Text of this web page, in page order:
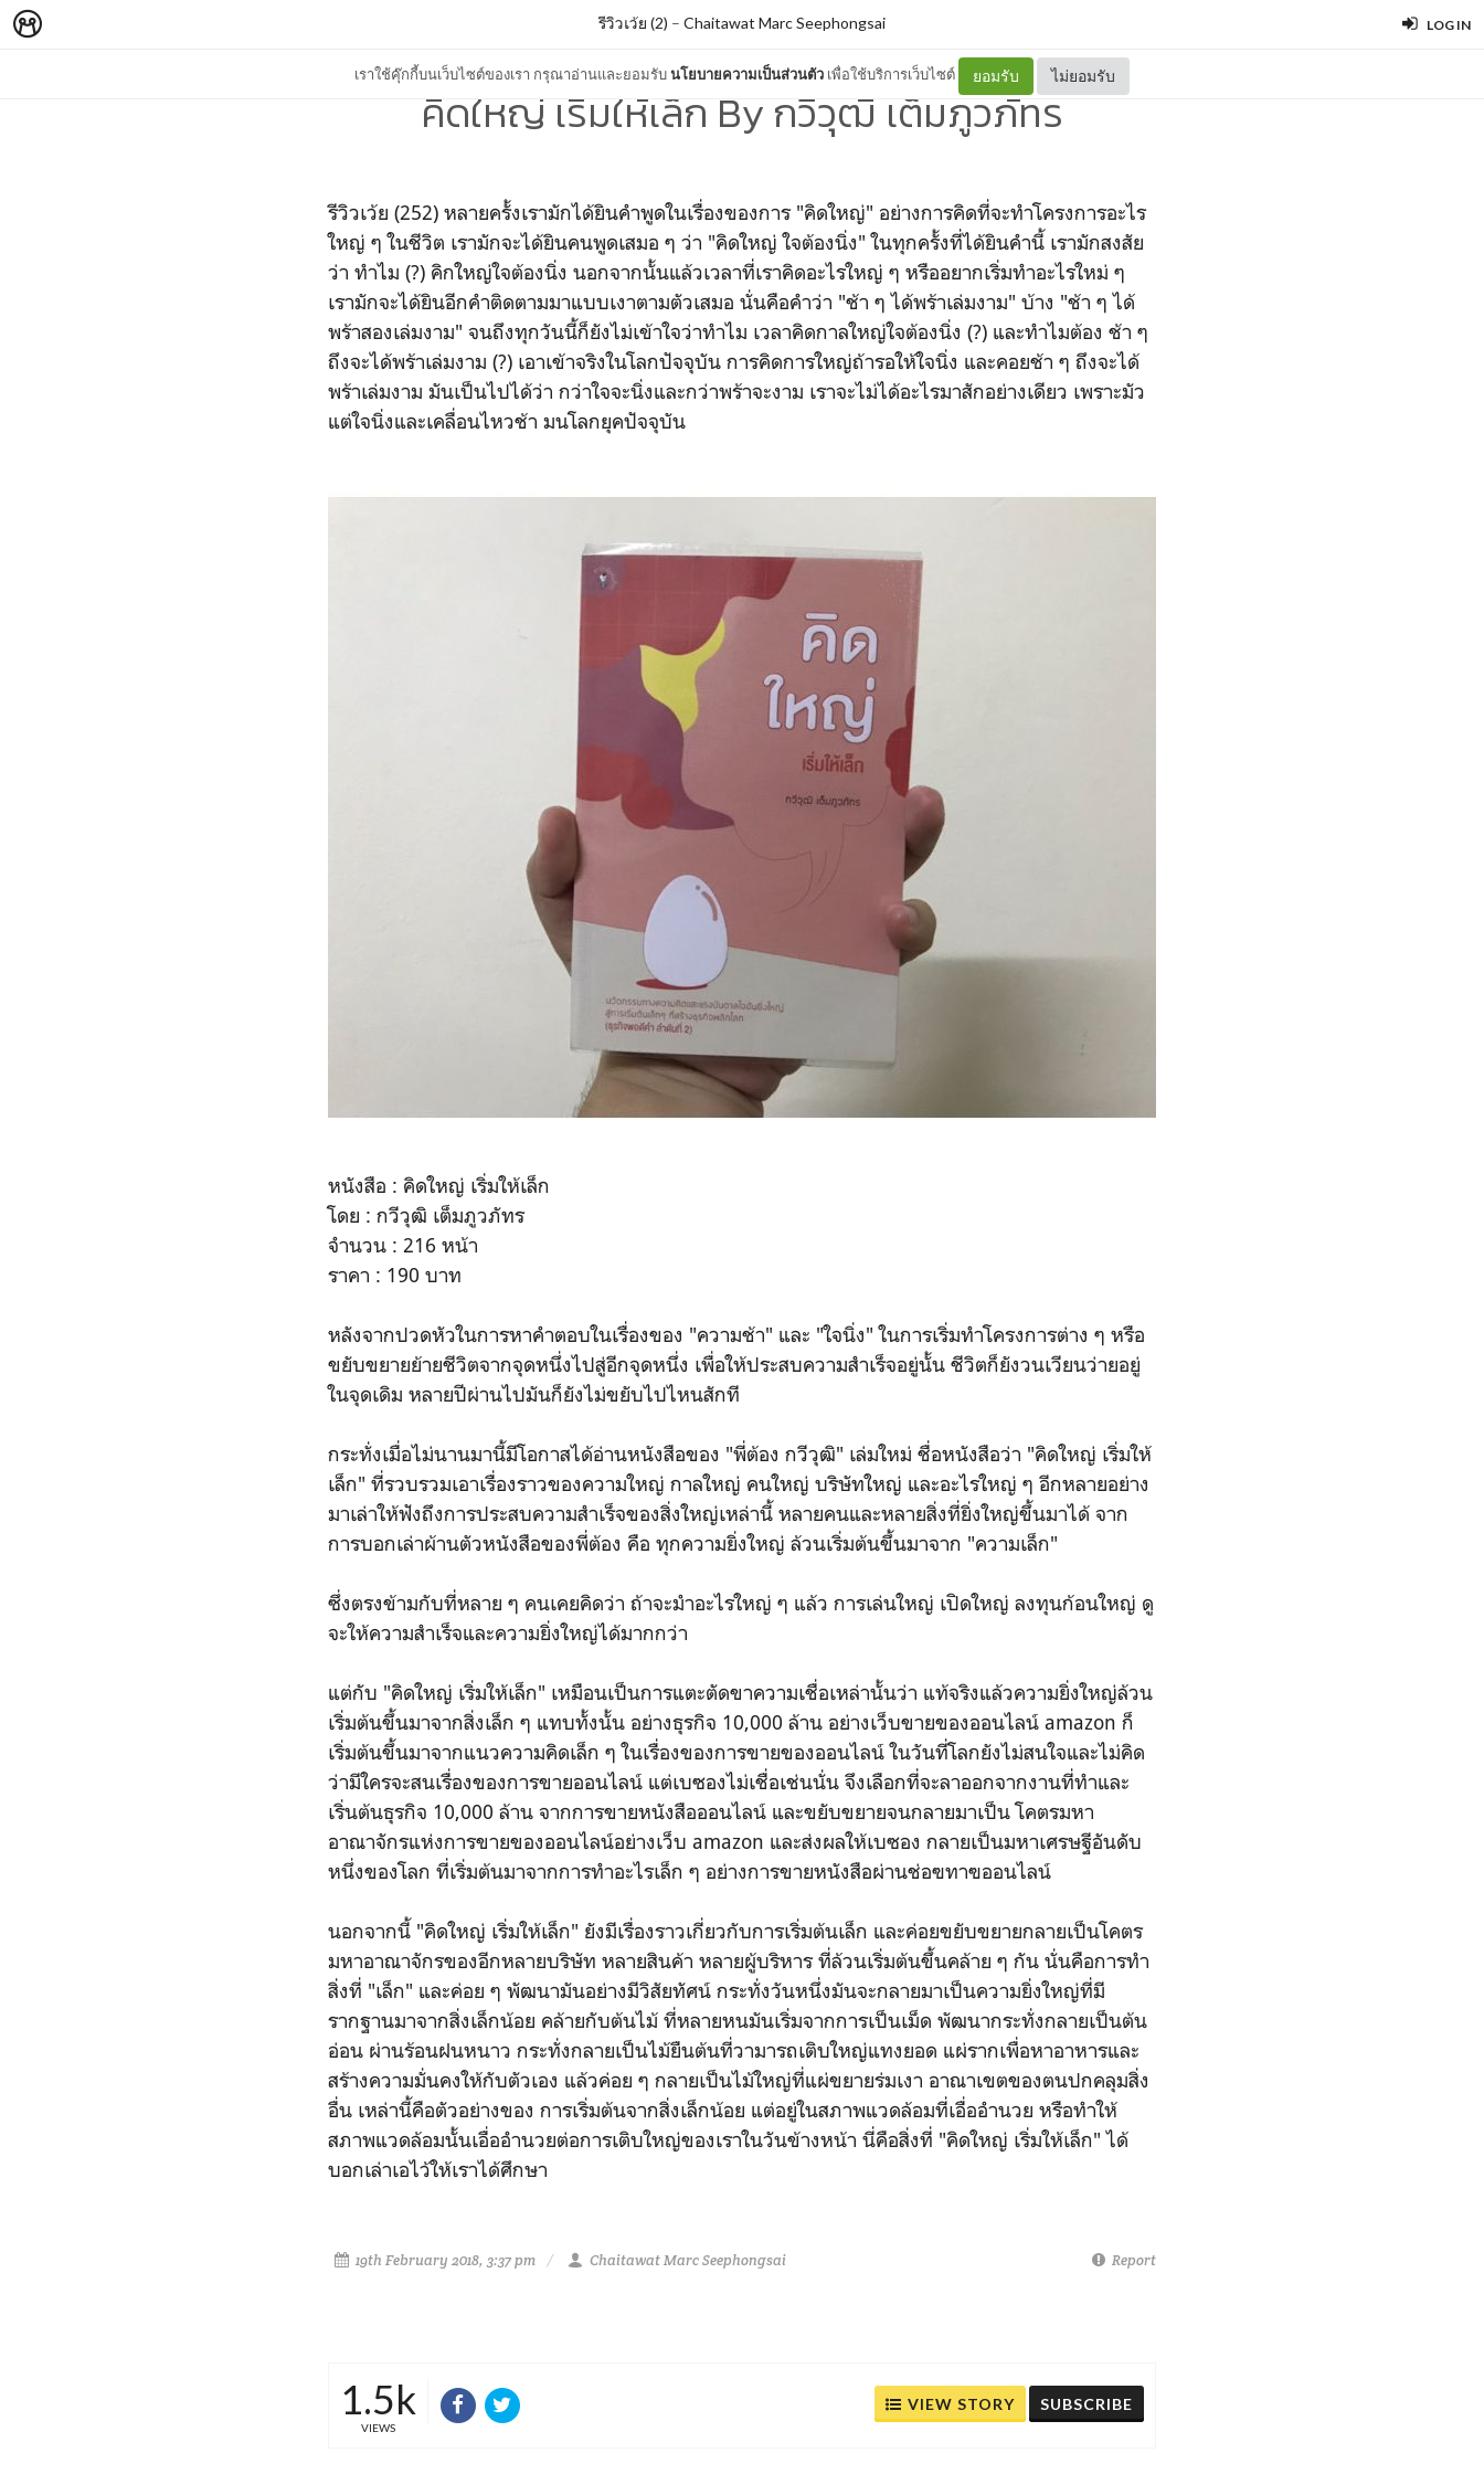
LOG IN
เราใช้คุ๊กกี้บนเว็บไซต์ของเรา กรุณาอ่านและยอมรับนโยบายความเป็นส่วนตัว เพื่อใช้บริการเว็บไซต์ ยอมรับ ไม่ยอมรับ
รีวิวเว้ย (2) – Chaitawat Marc Seephongsai
คิดใหญ่ เริ่มให้เล็ก By กวีวุฒิ เต็มภูวภัทร
รีวิวเว้ย (252) หลายครั้งเรามักได้ยินคำพูดในเรื่องของการ "คิดใหญ่" อย่างการคิดที่จะทำโครงการอะไร
ใหญ่ ๆ ในชีวิต เรามักจะได้ยินคนพูดเสมอ ๆ ว่า "คิดใหญ่ ใจต้องนิ่ง" ในทุกครั้งที่ได้ยินคำนี้ เรามักสงสัย
ว่า ทำไม (?) คิกใหญ่ใจต้องนิ่ง นอกจากนั้นแล้วเวลาที่เราคิดอะไรใหญ่ ๆ หรืออยากเริ่มทำอะไรใหม่ ๆ
เรามักจะได้ยินอีกคำติดตามมาแบบเงาตามตัวเสมอ นั่นคือคำว่า "ช้า ๆ ได้พร้าเล่มงาม" บ้าง "ช้า ๆ ได้
พร้าสองเล่มงาม" จนถึงทุกวันนี้ก็ยังไม่เข้าใจว่าทำไม เวลาคิดกาลใหญ่ใจต้องนิ่ง (?) และทำไมต้อง ช้า ๆ
ถึงจะได้พร้าเล่มงาม (?) เอาเข้าจริงในโลกปัจจุบัน การคิดการใหญ่ถ้ารอให้ใจนิ่ง และคอยช้า ๆ ถึงจะได้
พร้าเล่มงาม มันเป็นไปได้ว่า กว่าใจจะนิ่งและกว่าพร้าจะงาม เราจะไม่ได้อะไรมาสักอย่างเดียว เพราะมัว
แต่ใจนิ่งและเคลื่อนไหวช้า มนโลกยุคปัจจุบัน
หนังสือ : คิดใหญ่ เริ่มให้เล็ก
โดย : กวีวุฒิ เต็มภูวภัทร
จำนวน : 216 หน้า
ราคา : 190 บาท
หลังจากปวดหัวในการหาคำตอบในเรื่องของ "ความช้า" และ "ใจนิ่ง" ในการเริ่มทำโครงการต่าง ๆ หรือ
ขยับขยายย้ายชีวิตจากจุดหนึ่งไปสู่อีกจุดหนึ่ง เพื่อให้ประสบความสำเร็จอยู่นั้น ชีวิตก็ยังวนเวียนว่ายอยู่
ในจุดเดิม หลายปีผ่านไปมันก็ยังไม่ขยับไปไหนสักที
กระทั่งเมื่อไม่นานมานี้มีโอกาสได้อ่านหนังสือของ "พี่ต้อง กวีวุฒิ" เล่มใหม่ ชื่อหนังสือว่า "คิดใหญ่ เริ่มให้
เล็ก" ที่รวบรวมเอาเรื่องราวของความใหญ่ กาลใหญ่ คนใหญ่ บริษัทใหญ่ และอะไรใหญ่ ๆ อีกหลายอย่าง
มาเล่าให้ฟังถึงการประสบความสำเร็จของสิ่งใหญ่เหล่านี้ หลายคนและหลายสิ่งที่ยิ่งใหญ่ขึ้นมาได้ จาก
การบอกเล่าผ้านตัวหนังสือของพี่ต้อง คือ ทุกความยิ่งใหญ่ ล้วนเริ่มต้นขึ้นมาจาก "ความเล็ก"
ซึ่งตรงข้ามกับที่หลาย ๆ คนเคยคิดว่า ถ้าจะมำอะไรใหญ่ ๆ แล้ว การเล่นใหญ่ เปิดใหญ่ ลงทุนก้อนใหญ่ ดู
จะให้ความสำเร็จและความยิ่งใหญ่ได้มากกว่า
แต่กับ "คิดใหญ่ เริ่มให้เล็ก" เหมือนเป็นการแตะตัดขาความเชื่อเหล่านั้นว่า แท้จริงแล้วความยิ่งใหญ่ล้วน
เริ่มต้นขึ้นมาจากสิ่งเล็ก ๆ แทบทั้งนั้น อย่างธุรกิจ 10,000 ล้าน อย่างเว็บขายของออนไลน์ amazon ก็
เริ่มต้นขึ้นมาจากแนวความคิดเล็ก ๆ ในเรื่องของการขายของออนไลน์ ในวันที่โลกยังไม่สนใจและไม่คิด
ว่ามีใครจะสนเรื่องของการขายออนไลน์ แต่เบซองไม่เชื่อเช่นนั่น จึงเลือกที่จะลาออกจากงานที่ทำและ
เริ่นต้นธุรกิจ 10,000 ล้าน จากการขายหนังสือออนไลน์ และขยับขยายจนกลายมาเป็น โคตรมหา
อาณาจักรแห่งการขายของออนไลน์อย่างเว็บ amazon และส่งผลให้เบซอง กลายเป็นมหาเศรษฐีอันดับ
หนึ่งของโลก ที่เริ่มต้นมาจากการทำอะไรเล็ก ๆ อย่างการขายหนังสือผ่านช่อฃทาฃออนไลน์
นอกจากนี้ "คิดใหญ่ เริ่มให้เล็ก" ยังมีเรื่องราวเกี่ยวกับการเริ่มต้นเล็ก และค่อยขยับขยายกลายเป็นโคตร
มหาอาณาจักรของอีกหลายบริษัท หลายสินค้า หลายผู้บริหาร ที่ล้วนเริ่มต้นขึ้นคล้าย ๆ กัน นั่นคือการทำ
สิ่งที่ "เล็ก" และค่อย ๆ พัฒนามันอย่างมีวิสัยทัศน์ กระทั่งวันหนึ่งมันจะกลายมาเป็นความยิ่งใหญ่ที่มี
รากฐานมาจากสิ่งเล็กน้อย คล้ายกับต้นไม้ ที่หลายหนมันเริ่มจากการเป็นเม็ด พัฒนากระทั่งกลายเป็นต้น
อ่อน ผ่านร้อนฝนหนาว กระทั่งกลายเป็นไม้ยืนต้นที่วามารถเติบใหญ่แทงยอด แผ่รากเพื่อหาอาหารและ
สร้างความมั่นคงให้กับตัวเอง แล้วค่อย ๆ กลายเป็นไม้ใหญ่ที่แผ่ขยายร่มเงา อาณาเขตของตนปกคลุมสิ่ง
อื่น เหล่านี้คือตัวอย่างของ การเริ่มต้นจากสิ่งเล็กน้อย แต่อยู่ในสภาพแวดล้อมที่เอื่ออำนวย หรือทำให้
สภาพแวดล้อมนั้นเอื่ออำนวยต่อการเติบใหญ่ของเราในวันข้างหน้า นี่คือสิ่งที่ "คิดใหญ่ เริ่มให้เล็ก" ได้
บอกเล่าเอไว้ให้เราได้ศึกษา
19th February 2018, 3:37 pm Chaitawat Marc Seephongsai Report
1.5k
VIEWS
VIEW STORY SUBSCRIBE